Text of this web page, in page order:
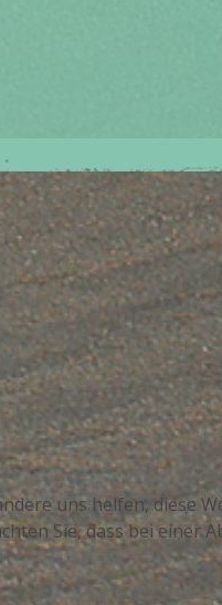
uns helfen, diese
Sie, dass bei einer